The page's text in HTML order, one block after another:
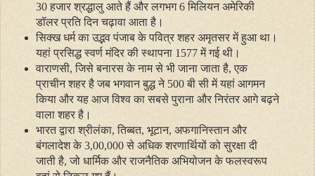
30 हजार श्रद्धालु आते हैं और लगभग 6 मिलियन अमेरिकी
डॉलर प्रति दिन चढ़ावा आता है।
सिक्‍ख धर्म का उद्भव पंजाब के पवित्र शहर अमृतसर में हुआ था।
यहां प्रसिद्ध स्‍वर्ण मंदिर की स्‍थापना 1577 में गई थी।
वाराणसी,जिसे बनारस के नाम से भी जाना जाता है,एक
प्राचीन शहर है जब भगवान बुद्ध ने 500 बी सी में यहां आगमन
किया और यह आज विश्‍व का सबसे पुराना और निरंतर आगे बढ़ने
वाला शहर है।
भारत द्वारा श्रीलंका,तिब्‍बत, भूटान, अफगानिस्‍तान और
बंगलादेश के 3,00,000 से अधिक शरणार्थियों को सुरक्षा दी
जाती है,जो धार्मिक और राजनैतिक अभियोजन के फलस्‍वरूप